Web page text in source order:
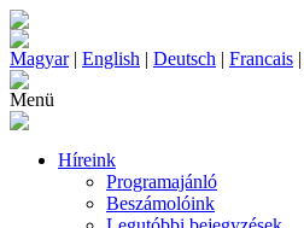
Magyar| English | Deutsch | Francais |
Menü
Híreink
Programajánló
Beszámolóink